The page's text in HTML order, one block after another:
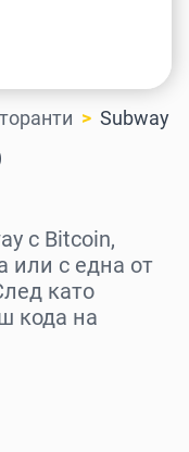
Subway
с Bitcoin,
или с една от
като
кода на